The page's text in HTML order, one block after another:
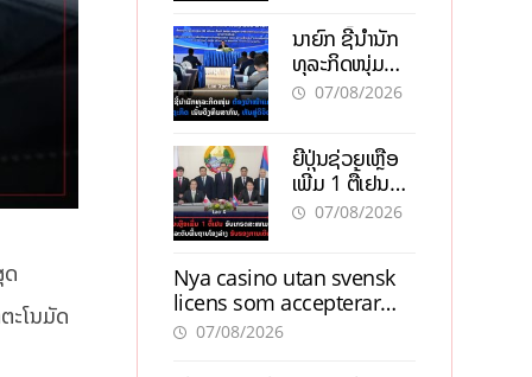
ດ
ະໂນມັດ
150 ລ້ານໂດລາ,
ສ້າງວຽກ 5.000
ຕຳແໜ່ງ
ນາຍົກ ຊີ້ນຳນັກ
ທຸລະກິດໜຸ່ມ
ຕ້ອງນຳໜ້າແກ້
ສາກົນ, ຫັນສູ່ດິຈິ
ຕອນ
07/08/2026
ຍີ່ປຸ່ນຊ່ວຍເຫຼືອ
ເພີ່ມ 1 ຕື້ເຢນ
ອັບເກຣດ
ເຕີບໂຕ
07/08/2026
Nya casino utan svensk
licens som accepterar
Swish: En jämförelse
07/08/2026